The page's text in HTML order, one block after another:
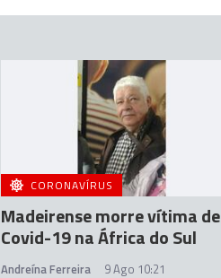
CORONAVÍRUS
Madeirense morre vítima de
Covid-19 na África do Sul
Andreína Ferreira 9 Ago 10:21